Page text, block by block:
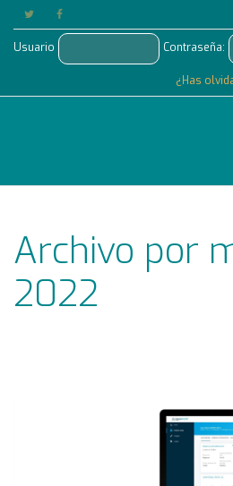
Usuario Contraseña:
¿Has
Archivo por
2022